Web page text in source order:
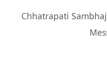
Chhatrapati